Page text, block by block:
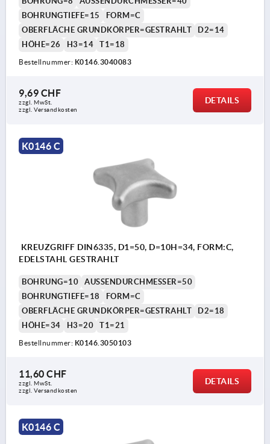
BOHRUNGTIEFE=15
FORM=C
OBERFLÄCHE GRUNDKÖRPER=GESTRAHLT
D2=14
HÖHE=26
H3=14 T1=18
Bestellnummer: K0146.3040083
9,69 CHF
zzgl. MwSt.
zzgl. Versandkosten
DETAILS
K0146 C
KREUZGRIFF DIN6335, D1=50, D=10H=34, FORM:C,
EDELSTAHL GESTRAHLT
BOHRUNG=10
AUSSENDURCHMESSER=50
BOHRUNGTIEFE=18
FORM=C
OBERFLÄCHE GRUNDKÖRPER=GESTRAHLT
D2=18
HÖHE=34
H3=20 T1=21
Bestellnummer: K0146.3050103
11,60 CHF
zzgl. MwSt.
zzgl. Versandkosten
DETAILS
K0146 C